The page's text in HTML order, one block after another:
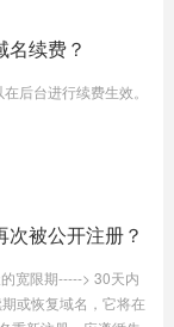
续费？
后台进行续费生效。
被公开注册？
宽限期-----> 30天内
或恢复域名，它将在